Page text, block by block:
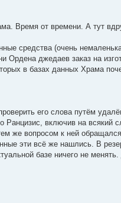
Время от времени. А тут
средства (очень
джедаев заказ на
в базах данных Храма
его слова путём
Ранцизис, включив на всякий
же вопросом к ней
эти всё же нашлись. В
базе ничего не